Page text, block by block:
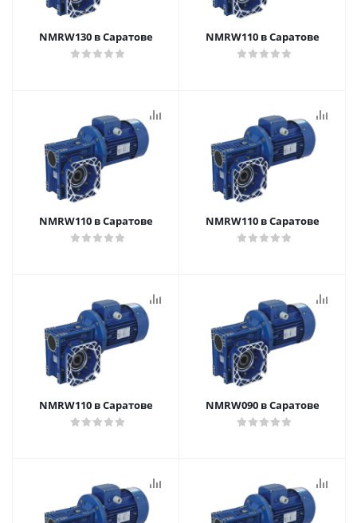
NMRW130 в Саратове NMRW110 в Саратове
NMRW110 в Саратове NMRW110 в Саратове
NMRW110 в Саратове NMRW090 в Саратове